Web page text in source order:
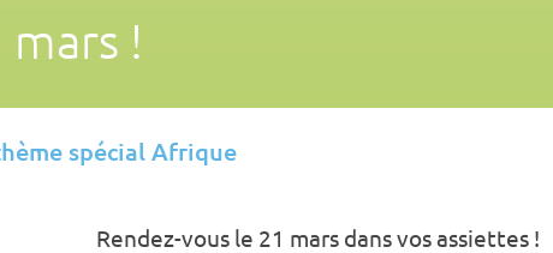
mars !
spécial Afrique
Rendez-vous le 21 mars dans vos assiettes !